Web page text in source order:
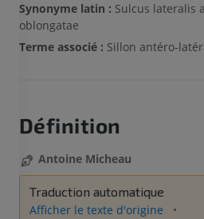
Synonyme latin : Sulcus lateralis
oblongatae
Terme associé : Sillon antéro-
Définition
Antoine Micheau
Traduction automatique
Afficher le texte d'origine